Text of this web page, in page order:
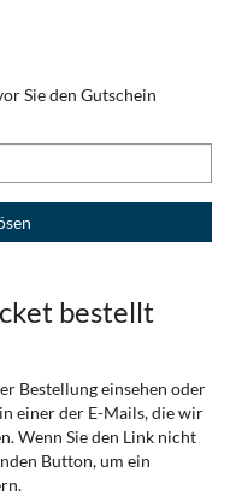
Sie den Gutschein
bestellt
Bestellung einsehen oder
einer der E-Mails, die wir
Wenn Sie den Link nicht
Button, um ein